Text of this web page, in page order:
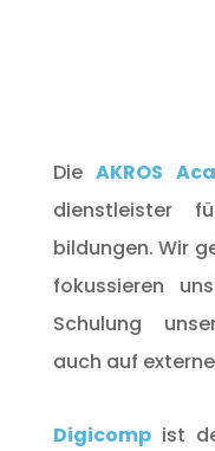
DieAKROS
dienstleister
bildungen. Wir
fokussieren
Schulung
auch auf
Digicompist